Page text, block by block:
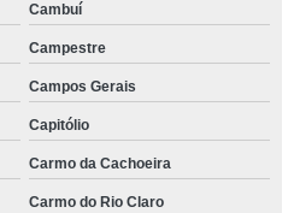
Cambuí
Campestre
Campos Gerais
Capitólio
Carmo da Cachoeira
Carmo do Rio Claro